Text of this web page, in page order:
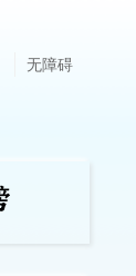
无障碍